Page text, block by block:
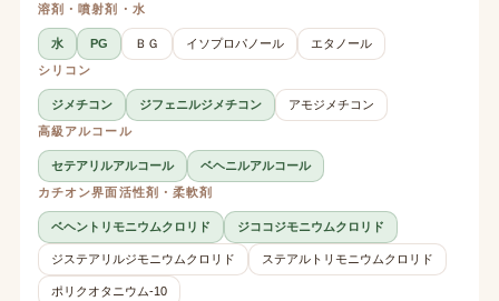
溶剤・噴射剤・水
水 PG ＢＧ イソプロパノール
エタノール
シリコン
ジメチコン ジフェニルジメチコン
アモジメチコン
高級アルコール
セテアリルアルコール
ベヘニルアルコール
カチオン界面活性剤・柔軟剤
ベヘントリモニウムクロリド ジココジモニウムクロリド
ジステアリルジモニウムクロリド ステアルトリモニウムクロリド
ポリクオタニウム-10